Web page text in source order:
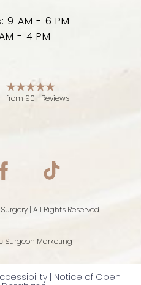
9 AM - 6 PM
- 4 PM
from 90+ Reviews
| All Rights Reserved
Surgeon Marketing
| Notice of Open
Accessibility